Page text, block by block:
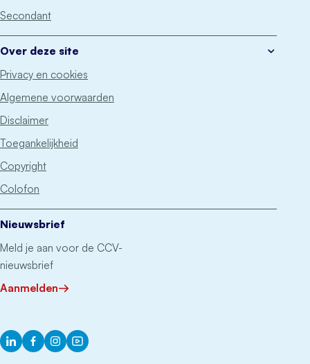
Secondant
Over deze site
Privacy en cookies
Algemene voorwaarden
Disclaimer
Toegankelijkheid
Copyright
Colofon
Nieuwsbrief
Meld je aan voor de CCV-
nieuwsbrief
Aanmelden
LinkedInFacebook
InstagramYouTube